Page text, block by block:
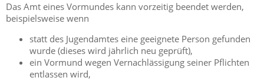
Das Amt eines Vormundes kann vorzeitig beendet werden,
beispielsweise wenn
statt des Jugendamtes eine geeignete Person gefunden
wurde (dieses wird jährlich neu geprüft),
ein Vormund wegen Vernachlässigung seiner Pflichten
entlassen wird,